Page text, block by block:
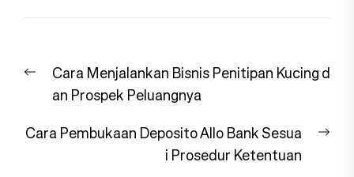
pos
Previous
post:
Cara Menjalankan Bisnis Penitipan Kucing d
an Prospek Peluangnya
Cara Pembukaan Deposito Allo Bank Sesua
i Prosedur Ketentuan